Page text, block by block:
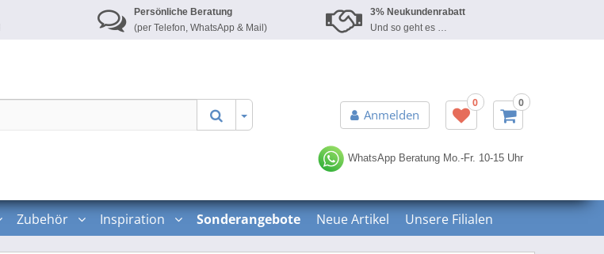
Persönliche Beratung
(per Telefon, WhatsApp & Mail)
3% Neukundenrabatt
Und so geht es …
Anmelden
0 0
WhatsApp BeratungMo.-Fr. 10-15 Uhr
Erweiterte Suche »
Zubehör Inspiration Sonderangebote Neue Artikel Unsere Filialen